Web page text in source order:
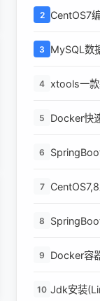
2
CentOS7
3 MySQL数
4 xtools一
5
Docker快
6
7
8
9 Docker容
10 Jdk安装